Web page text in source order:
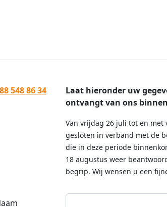
548 86 34
Laat hieronder uw
ontvangt van ons
Van vrijdag 26 juli tot en
gesloten in verband met de
die in deze periode
18 augustus weer
begrip. Wij wensen u een